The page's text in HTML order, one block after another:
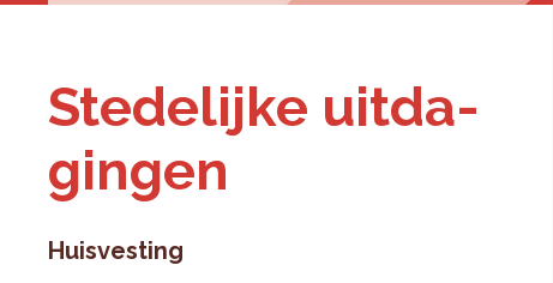
Ste­de­lij­ke uit­da­
gin­gen
Huisvesting